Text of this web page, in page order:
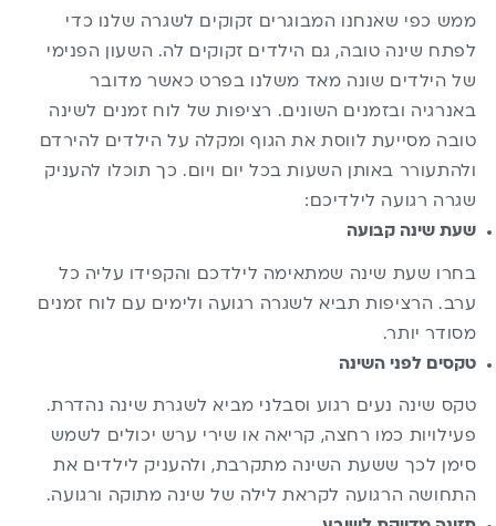
ממש כפי שאנחנו המבוגרים זקוקים לשגרה שלנו כדי
לפתח שינה טובה, גם הילדים זקוקים לה. השעון הפנימי
של הילדים שונה מאד משלנו בפרט כאשר מדובר
באנרגיה ובזמנים השונים. רציפות של לוח זמנים לשינה
טובה מסייעת לווסת את הגוף ומקלה על הילדים להירדם
ולהתעורר באותן השעות בכל יום ויום. כך תוכלו להעניק
שגרה רגועה לילדיכם:
שעת שינה קבועה
בחרו שעת שינה שמתאימה לילדכם והקפידו עליה כל
ערב. הרציפות תביא לשגרה רגועה ולימים עם לוח זמנים
מסודר יותר.
טקסים לפני השינה
טקס שינה נעים רגוע וסבלני מביא לשגרת שינה נהדרת.
פעילויות כמו רחצה, קריאה או שירי ערש יכולים לשמש
סימן לכך ששעת השינה מתקרבת, ולהעניק לילדים את
התחושה הרגועה לקראת לילה של שינה מתוקה ורגועה.